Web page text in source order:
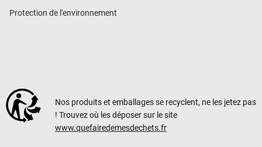
Protection de l'environnement
Nos produits et emballages se recyclent, ne les jetez pas
! Trouvez où les déposer sur le site
www.quefairedemesdechets.fr